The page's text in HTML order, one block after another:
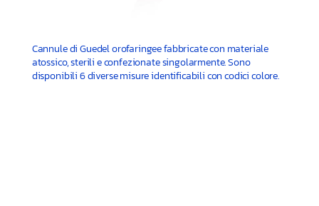
Cannule di Guedel orofaringee fabbricate con materiale
atossico, sterili e confezionate singolarmente. Sono
disponibili 6 diverse misure identificabili con codici colore.